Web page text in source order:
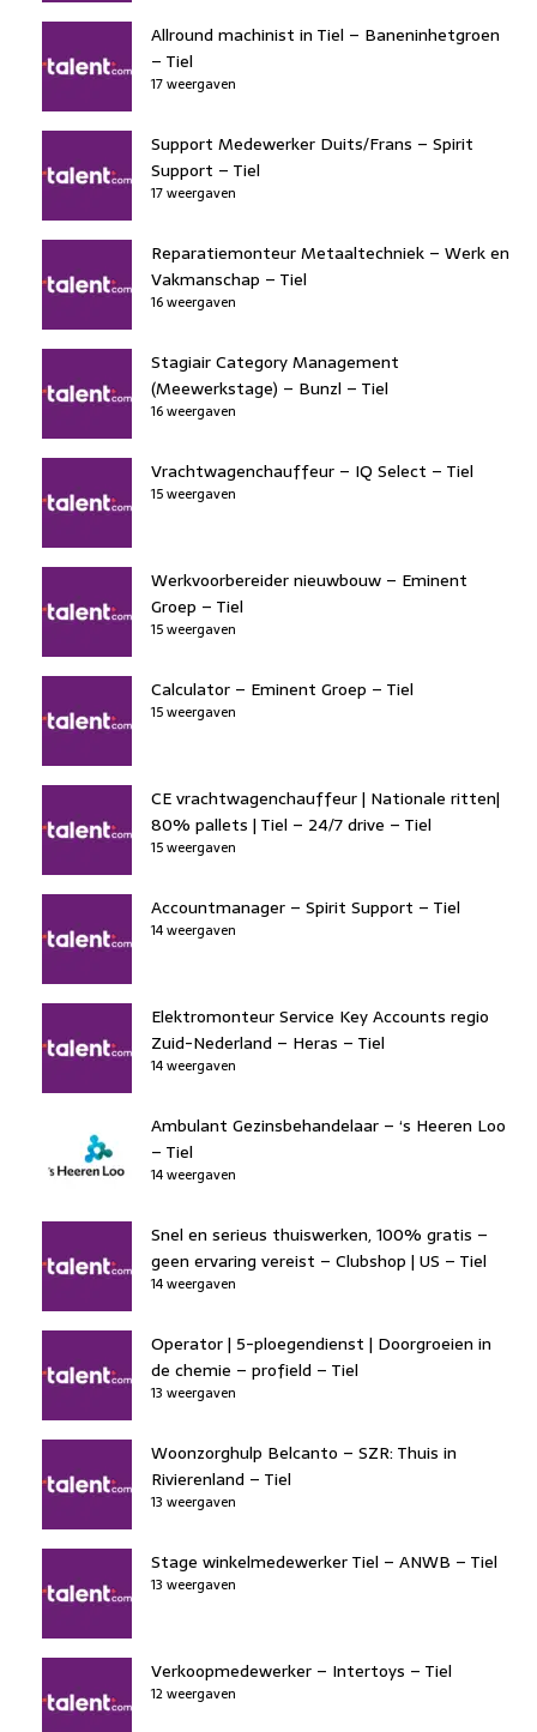
Allround machinist in Tiel – Baneninhetgroen
– Tiel
17 weergaven
Support Medewerker Duits/Frans – Spirit
Support – Tiel
17 weergaven
Reparatiemonteur Metaaltechniek – Werk en
Vakmanschap – Tiel
16 weergaven
Stagiair Category Management
(Meewerkstage) – Bunzl – Tiel
16 weergaven
Vrachtwagenchauffeur – IQ Select – Tiel
15 weergaven
Werkvoorbereider nieuwbouw – Eminent
Groep – Tiel
15 weergaven
Calculator – Eminent Groep – Tiel
15 weergaven
CE vrachtwagenchauffeur | Nationale ritten|
80% pallets | Tiel – 24/7 drive – Tiel
15 weergaven
Accountmanager – Spirit Support – Tiel
14 weergaven
Elektromonteur Service Key Accounts regio
Zuid-Nederland – Heras – Tiel
14 weergaven
Ambulant Gezinsbehandelaar – ‘s Heeren Loo
– Tiel
14 weergaven
Snel en serieus thuiswerken, 100% gratis –
geen ervaring vereist – Clubshop | US – Tiel
14 weergaven
Operator | 5-ploegendienst | Doorgroeien in
de chemie – profield – Tiel
13 weergaven
Woonzorghulp Belcanto – SZR: Thuis in
Rivierenland – Tiel
13 weergaven
Stage winkelmedewerker Tiel – ANWB – Tiel
13 weergaven
Verkoopmedewerker – Intertoys – Tiel
12 weergaven